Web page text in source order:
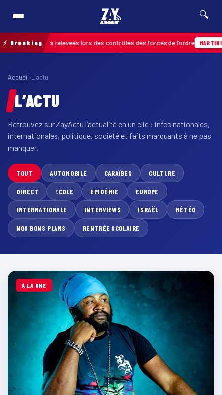
🔍
⚡ Breakingrelevées lors des contrôles des forces de l’ordre MARTINIQUE
Accueil›L’actu
L’ACTU
Retrouvez sur ZayActu l’actualité en un clic : infos nationales,
internationales, politique, société et faits marquants à ne pas
manquer.
TOUT AUTOMOBILE CARAÏBES CULTURE
DIRECT ECOLE EPIDÉMIE EUROPE
INTERNATIONALE INTERVIEWS ISRAËL MÉTÉO
NOS BONS PLANS RENTRÉE SCOLAIRE
À LA UNE